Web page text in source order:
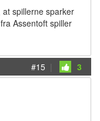
spillerne sparker
Assentoft spiller
#15 | 3